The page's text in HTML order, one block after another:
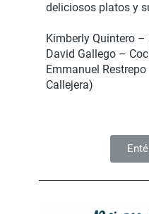
deliciosos platos y
Kimberly Quintero
David Gallego –
Emmanuel
Callejera)